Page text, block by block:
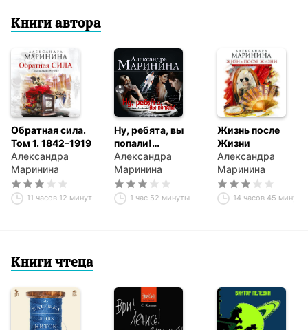
Книги автора
Обратная сила.
Том 1. 1842–1919
Александра
Маринина
11 часов 12 минут
Ну, ребята, вы
попали!
(спектакль)
Александра
Маринина
1 час 52 минуты
Жизнь после
Жизни
Александра
Маринина
14 часов 45 минут
Книги чтеца